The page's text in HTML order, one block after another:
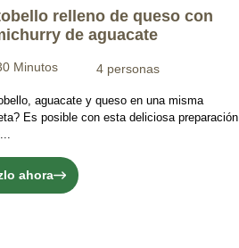
relleno de queso con
de aguacate
Minutos 4 personas
aguacate y queso en una misma
Es posible con esta deliciosa preparación
ahora